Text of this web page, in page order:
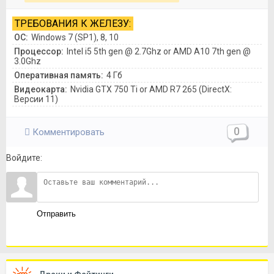
ТРЕБОВАНИЯ К ЖЕЛЕЗУ:
ОС: Windows 7 (SP1), 8, 10
Процессор: Intel i5 5th gen @ 2.7Ghz or AMD A10 7th gen @
3.0Ghz
Оперативная память: 4 Гб
Видеокарта: Nvidia GTX 750 Ti or AMD R7 265 (DirectX:
Версии 11)
Комментировать 0
Войдите:
Отправить